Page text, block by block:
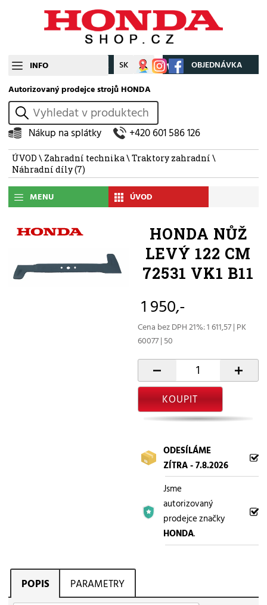
INFO CZ SK Můj účet OBJEDNÁVKA
Autorizovaný prodejce strojů HONDA
vyhledat
Nákup na splátky +420 601 586 126
ÚVOD \ Zahradní technika\Traktory zahradní \
Náhradní díly(7)
MENU ÚVOD
HONDA NŮŽ
LEVÝ 122 CM
72531 VK1 B11
1 950,-
Cena bez DPH 21%: 1 611,57 | PK
60077 | 50
- +
KOUPIT
ODESÍLÁME
ZÍTRA - 7.8.2026
Jsme
autorizovaný
prodejce značky
HONDA.
POPIS PARAMETRY